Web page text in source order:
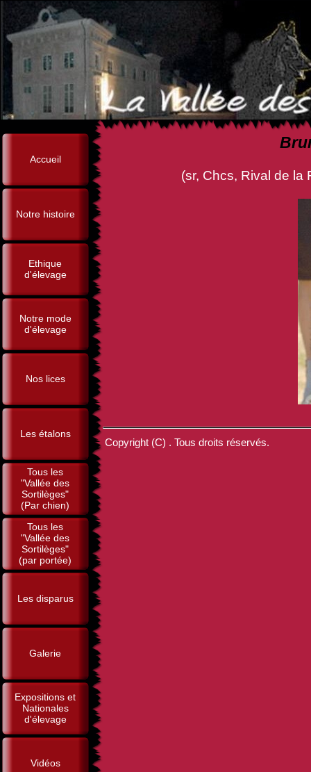
Accueil
Notre histoire
Ethique
d'élevage
Notre mode
d'élevage
Nos lices
Les étalons
Tous les
"Vallée des
Sortilèges"
(Par chien)
Tous les
"Vallée des
Sortilèges"
(par portée)
Les disparus
Galerie
Expositions et
Nationales
d'élevage
Vidéos
(sr, Chcs, Rival de la
Copyright (C) . Tous droits réservés.